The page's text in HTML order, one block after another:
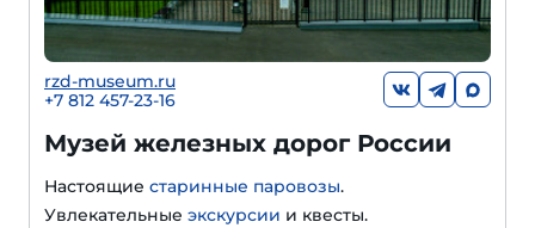
rzd-museum.ru
+7 812 457-23-16
Музей железных дорог России
Настоящие старинные паровозы.
Увлекательные экскурсии и квесты.